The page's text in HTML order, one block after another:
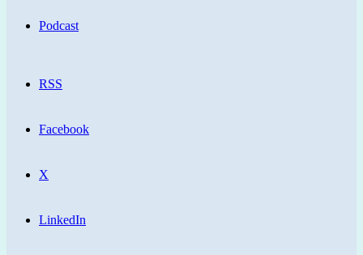
Podcast
RSS
Facebook
X
LinkedIn